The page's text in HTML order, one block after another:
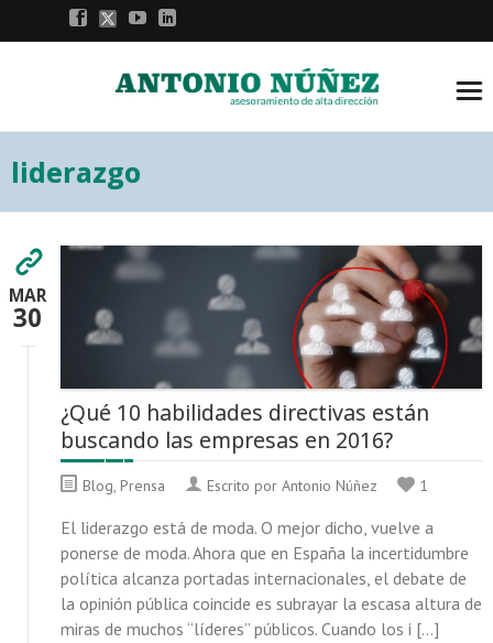
liderazgo
MAR
30
¿Qué 10 habilidades directivas están
buscando las empresas en 2016?
Blog, Prensa Escrito por Antonio Núñez 1
El liderazgo está de moda. O mejor dicho, vuelve a
ponerse de moda. Ahora que en España la incertidumbre
política alcanza portadas internacionales, el debate de
la opinión pública coincide es subrayar la escasa altura de
miras de muchos “líderes” públicos. Cuando los i […]